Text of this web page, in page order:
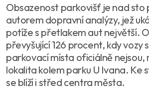
Obsazenost parkovišť je nad sto
autorem dopravní analýzy, jež
potíže s přetlakem aut největší.
převyšující 126 procent, kdy vozy
parkovací místa oficiálně nejsou,
lokalita kolem parku U Ivana. Ke
se blíží i střed centra města.